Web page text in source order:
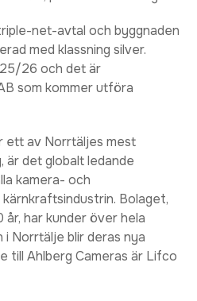
net-avtal och byggnaden
med klassning silver.
26 och det är
som kommer utföra
ett av Norrtäljes mest
det globalt ledande
kamera- och
Bolaget,
har kunder över hela
Norrtälje blir deras nya
till Ahlberg Cameras är Lifco